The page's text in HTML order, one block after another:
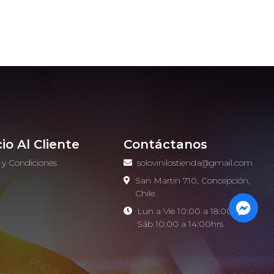
Al Cliente
Condiciones
Contáctanos
solovinilostienda@gmail.com
San Martin 710, Concepción,
Chile.
Lun a Vie 10:00 a 18:00hrs -
Sáb 10:00 a 14:00hrs